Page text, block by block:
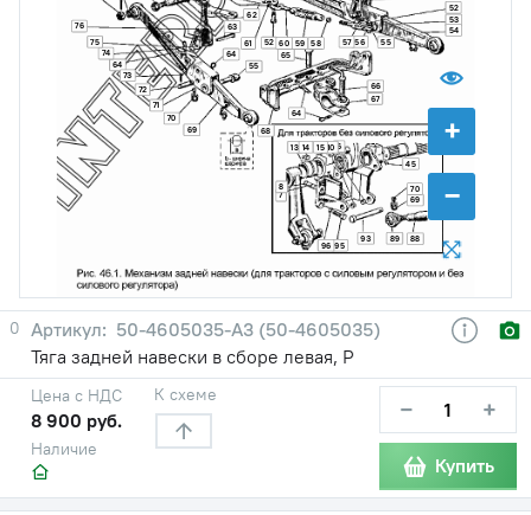
+
−
6
7
8
10
13 14 15
45
52
52
53
54
55
55
56
57
58
59
60
61
62
63
64
64
64
65
66
67
68
69
69
70
70
71
72
73
74
75
76
88
89
93
95
96
0
50-4605035-А3 (50-4605035)
Тяга задней навески в сборе левая, Р
Наличие
Цена с НДС
8 900 руб.
К схеме − +
Купить